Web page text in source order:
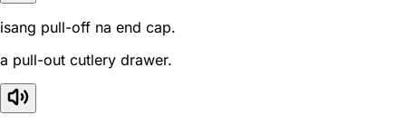
isang pull-off na end cap.
a pull-out cutlery drawer.